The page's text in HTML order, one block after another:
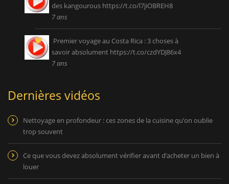
des kangourous https://t.co/l7jiOBREH8
7 ans
Premier voyage au Costa Rica : 3 choses à
savoir absolument https://t.co/czdYDJ86x4
7 ans
Dernières vidéos
Nettoyage en profondeur : ces zones de la cuisine qu’on oublie
trop souvent
Ce que vous devez absolument vérifier avant d’acheter un bien à
louer